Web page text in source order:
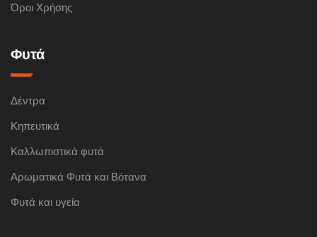
Όροι Χρήσης
Φυτά
Δέντρα
Κηπευτικά
Καλλωπιστικά φυτά
Αρωματικά Φυτά και Βότανα
Φυτά και υγεία